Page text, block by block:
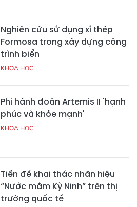
Nghiên cứu sử dụng xỉ thép
Formosa trong xây dựng công
trình biển
KHOA HỌC
Phi hành đoàn Artemis II 'hạnh
phúc và khỏe mạnh'
KHOA HỌC
Tiền đề khai thác nhãn hiệu
“Nước mắm Kỳ Ninh” trên thị
trường quốc tế